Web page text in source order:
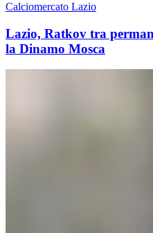
Calciomercato Lazio
Lazio, Ratkov tra
la Dinamo Mosca